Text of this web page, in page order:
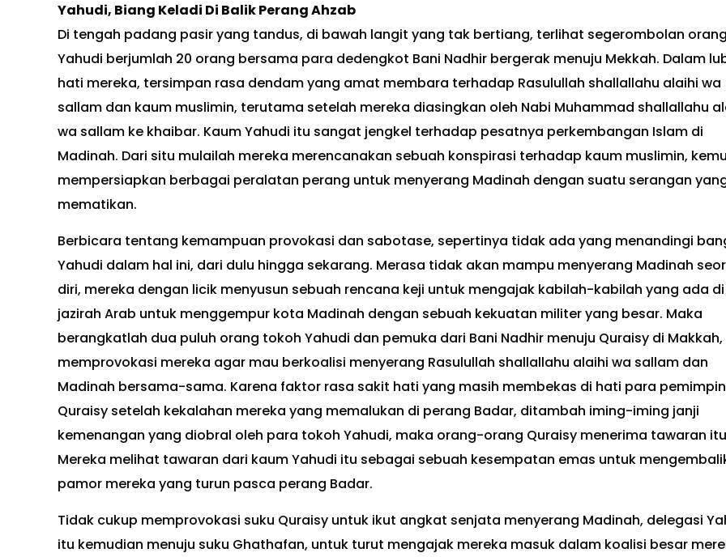
Yahudi, Biang Keladi Di Balik Perang Ahzab
Di tengah padang pasir yang tandus, di bawah langit yang tak bertiang, terlihat segerombolan orang
Yahudi berjumlah 20 orang bersama para dedengkot Bani Nadhir bergerak menuju Mekkah. Dalam
hati mereka, tersimpan rasa dendam yang amat membara terhadap Rasulullah shallallahu alaihi wa
sallam dan kaum muslimin, terutama setelah mereka diasingkan oleh Nabi Muhammad shallallahu
wa sallam ke khaibar. Kaum Yahudi itu sangat jengkel terhadap pesatnya perkembangan Islam di
Madinah. Dari situ mulailah mereka merencanakan sebuah konspirasi terhadap kaum muslimin,
mempersiapkan berbagai peralatan perang untuk menyerang Madinah dengan suatu serangan
mematikan.
Berbicara tentang kemampuan provokasi dan sabotase, sepertinya tidak ada yang menandingi
Yahudi dalam hal ini, dari dulu hingga sekarang. Merasa tidak akan mampu menyerang Madinah
diri, mereka dengan licik menyusun sebuah rencana keji untuk mengajak kabilah-kabilah yang ada di
jazirah Arab untuk menggempur kota Madinah dengan sebuah kekuatan militer yang besar. Maka
berangkatlah dua puluh orang tokoh Yahudi dan pemuka dari Bani Nadhir menuju Quraisy di
memprovokasi mereka agar mau berkoalisi menyerang Rasulullah shallallahu alaihi wa sallam dan
Madinah bersama-sama. Karena faktor rasa sakit hati yang masih membekas di hati para pemimpin
Quraisy setelah kekalahan mereka yang memalukan di perang Badar, ditambah iming-iming janji
kemenangan yang diobral oleh para tokoh Yahudi, maka orang-orang Quraisy menerima tawaran
Mereka melihat tawaran dari kaum Yahudi itu sebagai sebuah kesempatan emas untuk
pamor mereka yang turun pasca perang Badar.
Tidak cukup memprovokasi suku Quraisy untuk ikut angkat senjata menyerang Madinah, delegasi
itu kemudian menuju suku Ghathafan, untuk turut mengajak mereka masuk dalam koalisi besar